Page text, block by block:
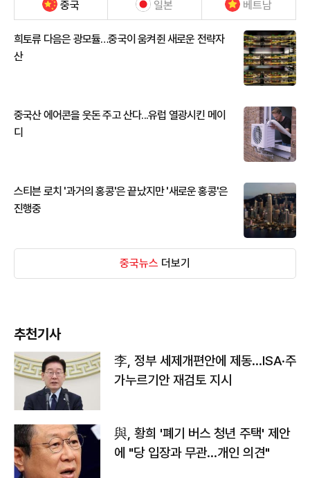
중국 일본 베트남
희토류 다음은 광모듈…중국이 움켜쥔 새로운 전략자
산
중국산 에어콘을 웃돈 주고 산다...유럽 열광시킨 메이
디
스티븐 로치 '과거의 홍콩'은 끝났지만 '새로운 홍콩'은
진행중
중국뉴스 더보기
추천기사
李, 정부 세제개편안에 제동…ISA·주
가누르기안 재검토 지시
與, 황희 '폐기 버스 청년 주택' 제안
에 "당 입장과 무관…개인 의견"